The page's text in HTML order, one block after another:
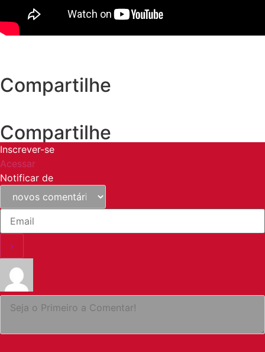
Compartilhe
Compartilhe
Inscrever-se
Acessar
Notificar de